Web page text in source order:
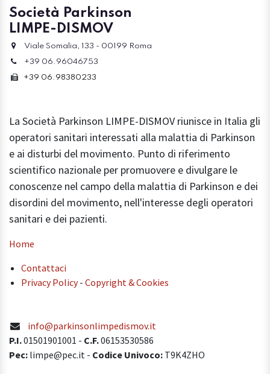
Società Parkinson
LIMPE-DISMOV
Viale Somalia, 133 - 00199 Roma
+39 06.96046753
+39 06.98380233
La Società Parkinson LIMPE-DISMOV riunisce in Italia gli
operatori sanitari interessati alla malattia di Parkinson
e ai disturbi del movimento. Punto di riferimento
scientifico nazionale per promuovere e divulgare le
conoscenze nel campo della malattia di Parkinson e dei
disordini del movimento, nell'interesse degli operatori
sanitari e dei pazienti.
Home
Contattaci
Privacy Policy- Copyright & Cookies
info@parkinsonlimpedismov.it
P.I.01501901001 - C.F.06153530586
Pec: limpe@pec.it - Codice Univoco: T9K4ZHO